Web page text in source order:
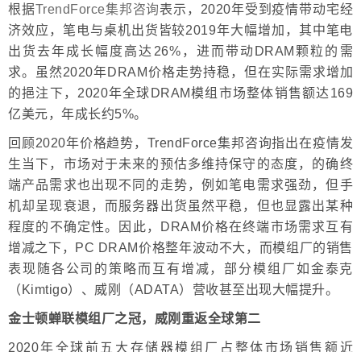
根据TrendForce集邦咨询表示，2020年受到疫情带动宅经
济效应，笔电与桌机出货皆较2019年大幅增加，其中笔电
出货去年成长幅度高达26%，进而带动DRAM颗粒的需
求。虽然2020年DRAM价格走势持稳，但在实际需求增加
的挹注下，2020年全球DRAM模组市场整体销售额达169
亿美元，年成长约5%。
回顾2020年价格趋势，TrendForce集邦咨询指出在疫情发
生当下，市场对于未来的预估多维持保守的态度，的确终
端产品需求也出现不同的走势，例如笔电需求强劲，但手
机却呈现衰退，而服务器出货虽然平稳，但也显露出某种
程度的不确定性。因此，DRAM价格在终端市场需求互有
增减之下，PC DRAM价格整年波动不大，而模组厂的销售
表现随各公司的策略而互有增减，部分模组厂如金泰克
（Kimtigo）、威刚（ADATA）营收甚至出现大幅提升。
金士顿蝉联模组厂之冠，威刚重返全球第二
2020年全球前五大存储器模组厂占整体市场销售额近